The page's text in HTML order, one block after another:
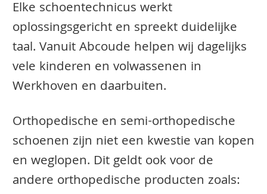
Elke schoentechnicus werkt
oplossingsgericht en spreekt duidelijke
taal. Vanuit Abcoude helpen wij dagelijks
vele kinderen en volwassenen in
Werkhoven en daarbuiten.
​​​​Orthopedische en semi-orthopedische
schoenen zijn niet een kwestie van kopen
en weglopen. Dit geldt ook voor de
andere orthopedische producten zoals: